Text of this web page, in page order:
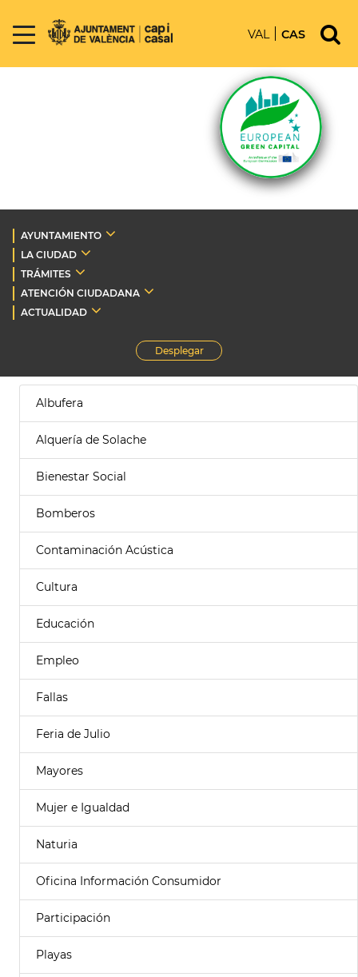
VAL CAS
AYUNTAMIENTO
LA CIUDAD
TRÁMITES
ATENCIÓN CIUDADANA
ACTUALIDAD
Desplegar
Albufera
Alquería de Solache
Bienestar Social
Bomberos
Contaminación Acústica
Cultura
Educación
Empleo
Fallas
Feria de Julio
Mayores
Mujer e Igualdad
Naturia
Oficina Información Consumidor
Participación
Playas